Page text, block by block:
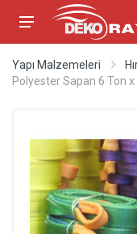
Yapı Malzemeleri
Polyester Sapan 6 Ton x